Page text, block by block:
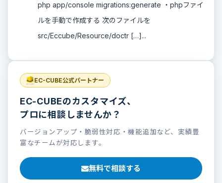
php app/console migrations:generate ・phpファイ
ルを手動で作成する 次のファイルを
src/Eccube/Resource/doctr […]...
EC-CUBE公式パートナー
EC-CUBEのカスタマイズ、
プロに相談しませんか？
バージョンアップ・脆弱性対応・機能追加など、実績豊
富なチームが対応します。
無料で相談する